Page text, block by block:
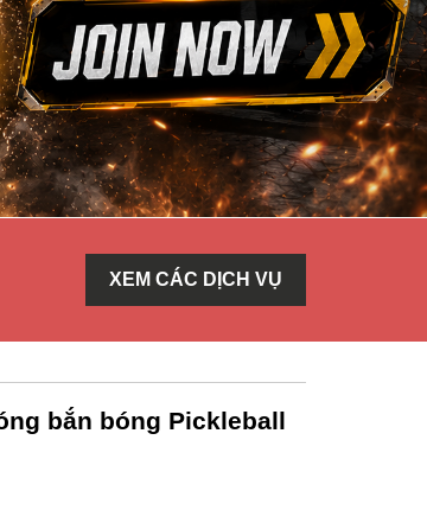
XEM CÁC DỊCH VỤ
bắn bóng Pickleball